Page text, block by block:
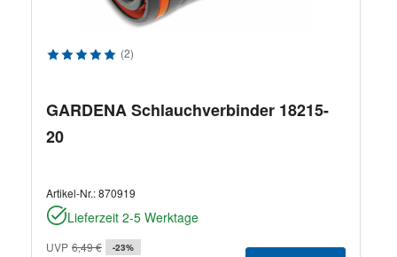
Durchschnittliche Bewertung von 5 von 5 Sternen
(2)
GARDENA Schlauchverbinder 18215-
20
Artikel-Nr.:870919
Lieferzeit 2-5 Werktage
UVP 6,49 € -23%